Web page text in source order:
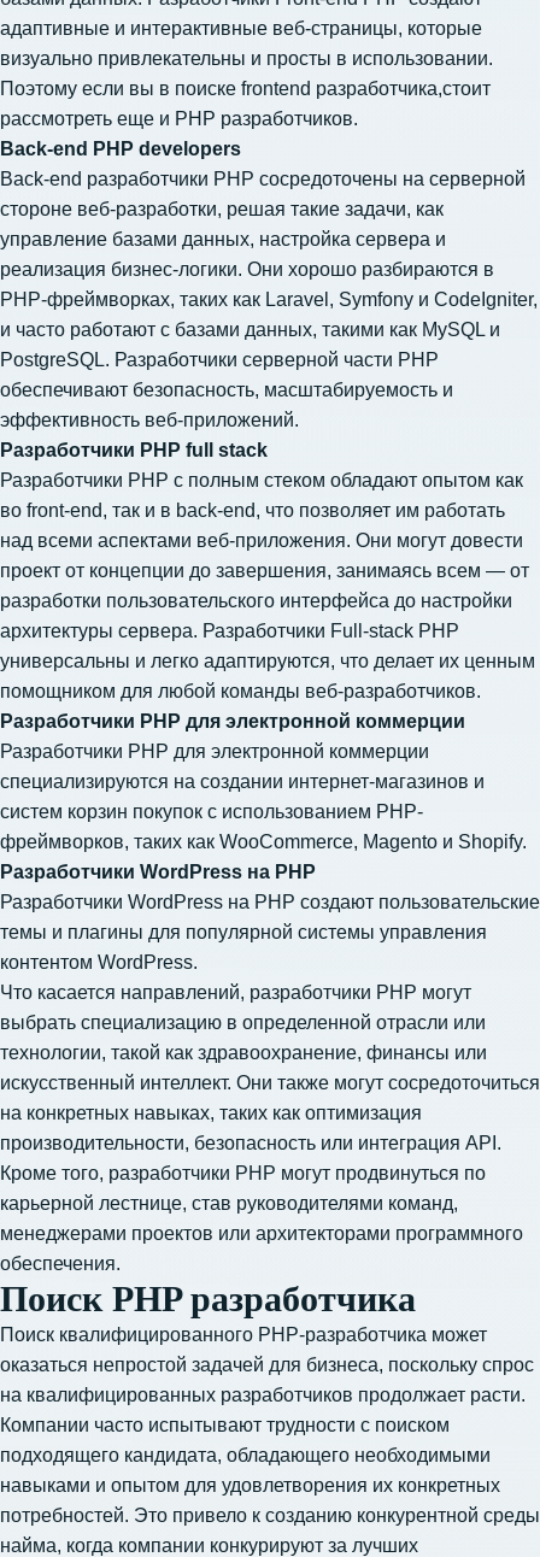
адаптивные и интерактивные веб-страницы, которые
визуально привлекательны и просты в использовании.
Поэтому если вы в поиске frontend разработчика,стоит
рассмотреть еще и РНР разработчиков.
Back-end PHP developers
Back-end разработчики PHP сосредоточены на серверной
стороне веб-разработки, решая такие задачи, как
управление базами данных, настройка сервера и
реализация бизнес-логики. Они хорошо разбираются в
PHP-фреймворках, таких как Laravel, Symfony и CodeIgniter,
и часто работают с базами данных, такими как MySQL и
PostgreSQL. Разработчики серверной части PHP
обеспечивают безопасность, масштабируемость и
эффективность веб-приложений.
Разработчики PHP full stack
Разработчики PHP с полным стеком обладают опытом как
во front-end, так и в back-end, что позволяет им работать
над всеми аспектами веб-приложения. Они могут довести
проект от концепции до завершения, занимаясь всем — от
разработки пользовательского интерфейса до настройки
архитектуры сервера. Разработчики Full-stack PHP
универсальны и легко адаптируются, что делает их ценным
помощником для любой команды веб-разработчиков.
Разработчики PHP для электронной коммерции
Разработчики PHP для электронной коммерции
специализируются на создании интернет-магазинов и
систем корзин покупок с использованием PHP-
фреймворков, таких как WooCommerce, Magento и Shopify.
Разработчики WordPress на PHP
Разработчики WordPress на PHP создают пользовательские
темы и плагины для популярной системы управления
контентом WordPress.
Что касается направлений, разработчики PHP могут
выбрать специализацию в определенной отрасли или
технологии, такой как здравоохранение, финансы или
искусственный интеллект. Они также могут сосредоточиться
на конкретных навыках, таких как оптимизация
производительности, безопасность или интеграция API.
Кроме того, разработчики PHP могут продвинуться по
карьерной лестнице, став руководителями команд,
менеджерами проектов или архитекторами программного
обеспечения.
Поиск PHP разработчика
Поиск квалифицированного PHP-разработчика может
оказаться непростой задачей для бизнеса, поскольку спрос
на квалифицированных разработчиков продолжает расти.
Компании часто испытывают трудности с поиском
подходящего кандидата, обладающего необходимыми
навыками и опытом для удовлетворения их конкретных
потребностей. Это привело к созданию конкурентной среды
найма, когда компании конкурируют за лучших